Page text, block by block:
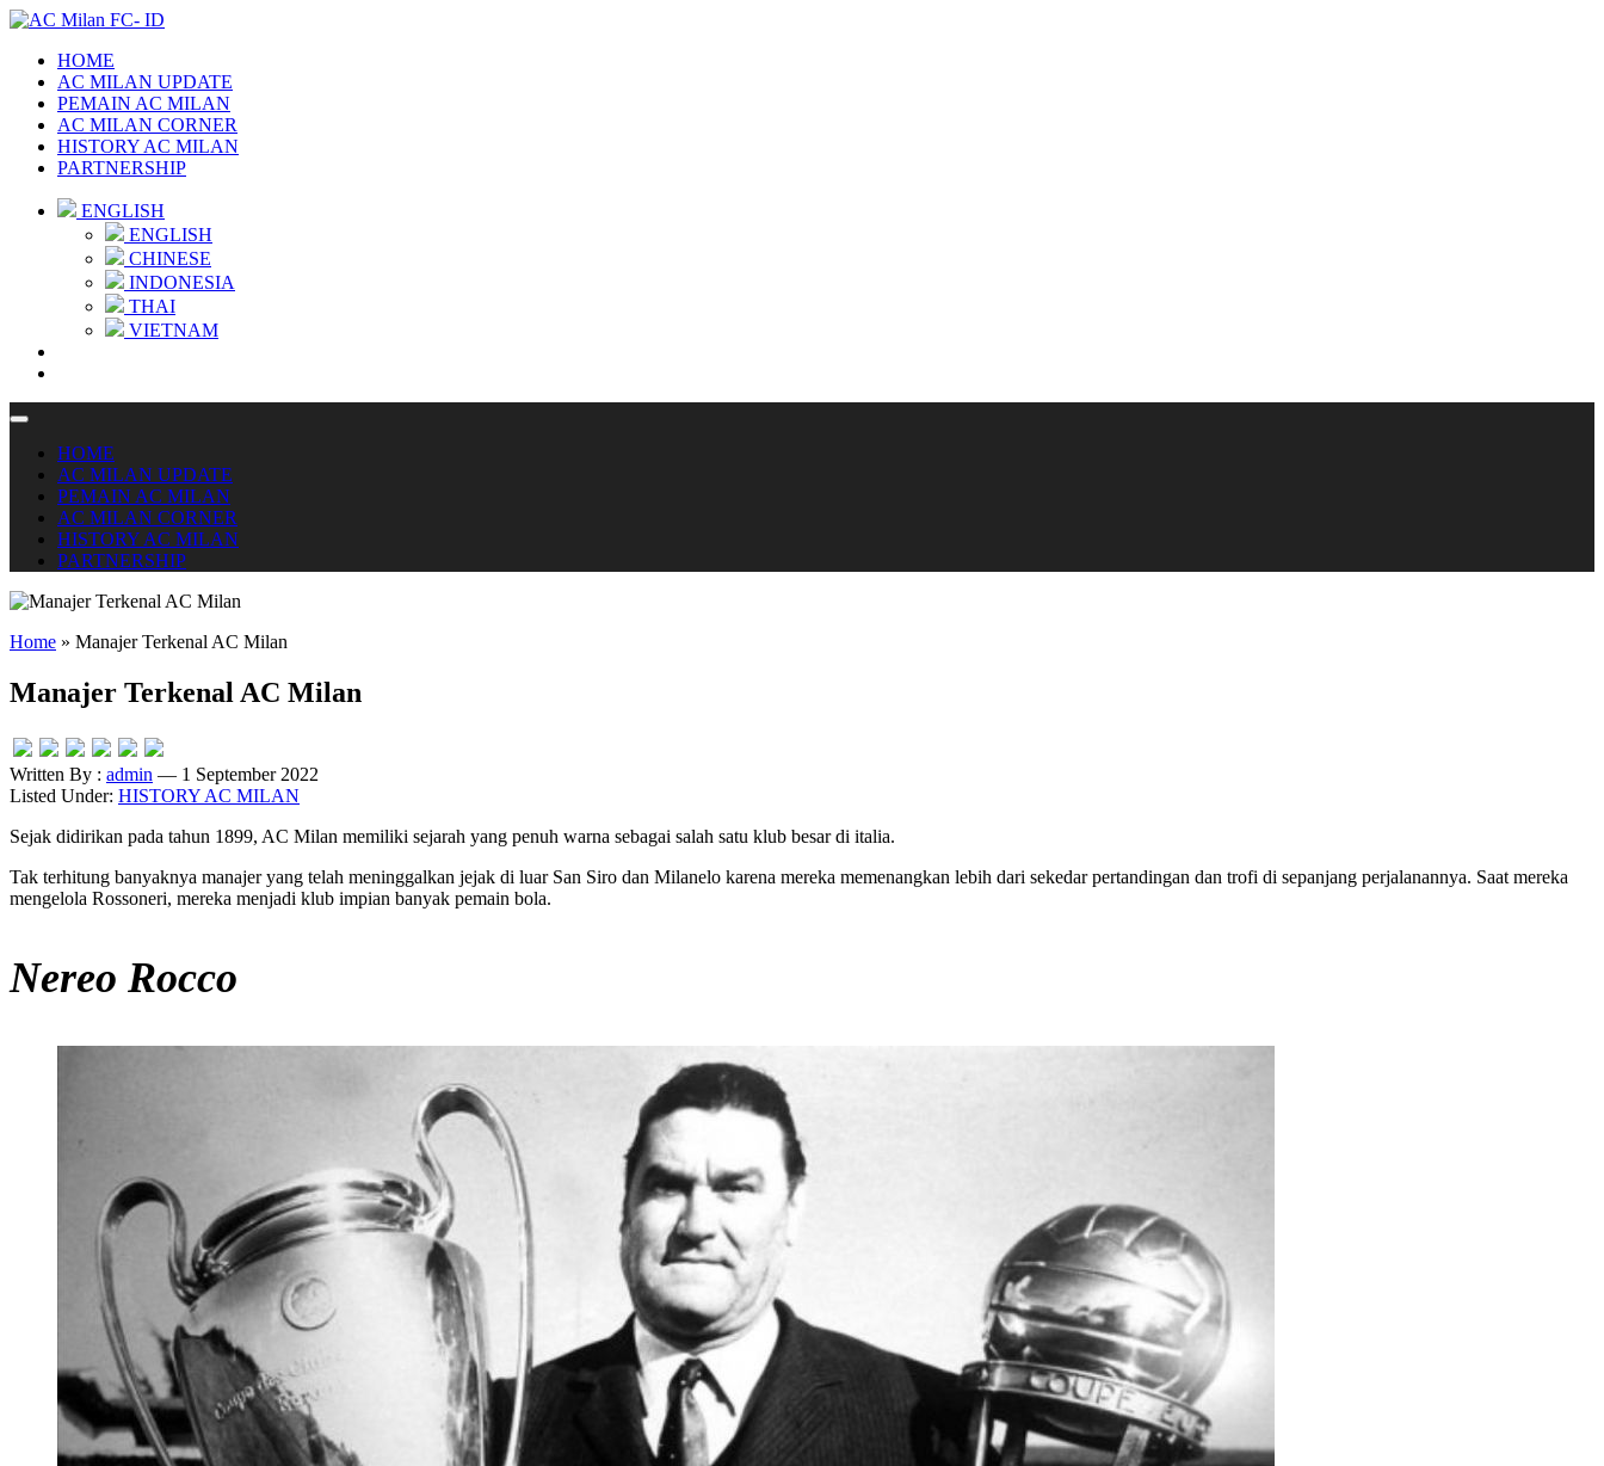
HOME
AC MILAN UPDATE
PEMAIN AC MILAN
AC MILAN CORNER
HISTORY AC MILAN
PARTNERSHIP
ENGLISH
ENGLISH
CHINESE
INDONESIA
THAI
VIETNAM
HOME
AC MILAN UPDATE
PEMAIN AC MILAN
AC MILAN CORNER
HISTORY AC MILAN
PARTNERSHIP
Home » Manajer Terkenal AC Milan
Manajer Terkenal AC Milan
Written By : admin — 1 September 2022
Listed Under: HISTORY AC MILAN
Sejak didirikan pada tahun 1899, AC Milan memiliki sejarah yang penuh warna sebagai salah satu klub besar di italia.
Tak terhitung banyaknya manajer yang telah meninggalkan jejak di luar San Siro dan Milanelo karena mereka memenangkan lebih dari sekedar pertandingan dan trofi di sepanjang perjalanannya. Saat mereka
mengelola Rossoneri, mereka menjadi klub impian banyak pemain bola.
Nereo Rocco